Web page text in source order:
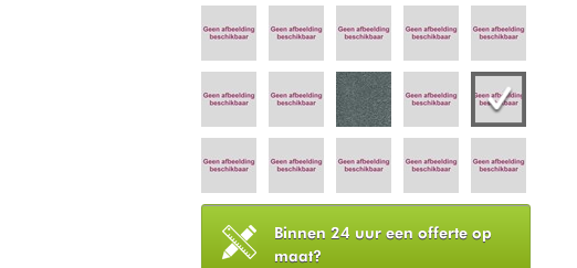
Binnen 24 uur een offerte op
maat?